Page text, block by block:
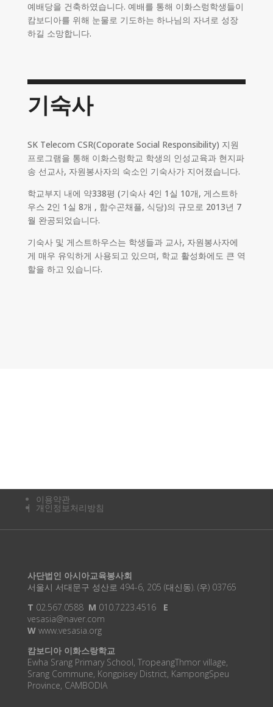
예배당을 건축하였습니다. 예배를 통해 이화스렁학생들이
캄보디아를 위해 눈물로 기도하는 하나님의 자녀로 성장
하길 소망합니다.
기숙사
SK Telecom CSR(Coporate Social Responsibility) 지원
프로그램을 통해 이화스렁학교 학생의 인성교육과 현지파
송 선교사, 자원봉사자의 숙소인 기숙사가 지어졌습니다.
학교부지 내에 약338평 (기숙사 4인 1실 10개, 게스트하
우스 2인 1실 8개 , 함수곤채플, 식당)의 규모로 2013년 7
월 완공되었습니다.
기숙사 및 게스트하우스는 학생들과 교사, 자원봉사자에
게 매우 유익하게 사용되고 있으며, 학교 활성화에도 큰 역
할을 하고 있습니다.
이용약관
개인정보처리방침
사단법인 아시아교육봉사회
서울시 서대문구 성산로 494-6, 205 (대신동). (우) 03765
T 02.567.0588 M 010.7223.4516 E
vesasia@naver.com
Wwww.vesasia.org
캄보디아 이화스랑학교
Ewha Srang Primary School, TropeangThmor village,
Srang Commune, Kongpisey District, KampongSpeu
Province, CAMBODIA